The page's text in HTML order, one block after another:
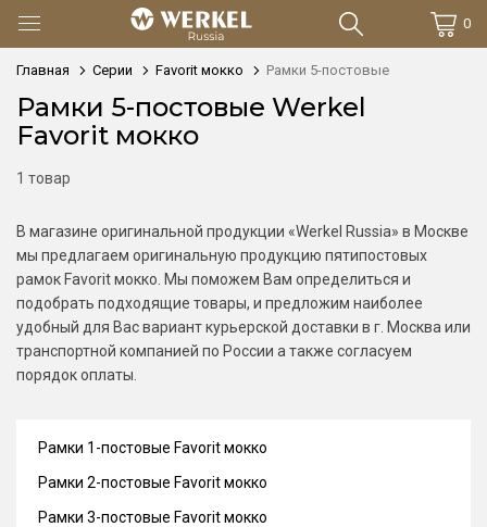
0
Главная Серии Favorit мокко Рамки 5-постовые
Рамки 5-постовые Werkel
Favorit мокко
1 товар
В магазине оригинальной продукции «Werkel Russia» в Москве
мы предлагаем оригинальную продукцию пятипостовых
рамок Favorit мокко. Мы поможем Вам определиться и
подобрать подходящие товары, и предложим наиболее
удобный для Вас вариант курьерской доставки в г. Москва или
транспортной компанией по России а также согласуем
порядок оплаты.
Рамки 1-постовые Favorit мокко
Рамки 2-постовые Favorit мокко
Рамки 3-постовые Favorit мокко